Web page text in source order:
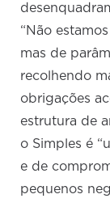
“Não
mas de
recolhendo
obrigações
estrutura de
o Simples é
e de
pequenos